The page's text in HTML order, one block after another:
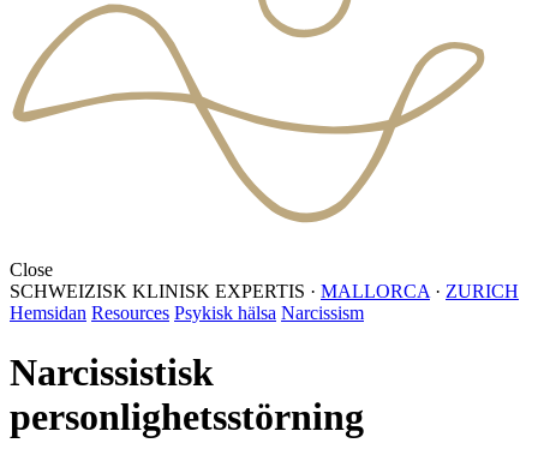
Close
SCHWEIZISK KLINISK EXPERTIS · MALLORCA · ZURICH
Hemsidan Resources Psykisk hälsa Narcissism
Narcissistisk
personlighetsstörning